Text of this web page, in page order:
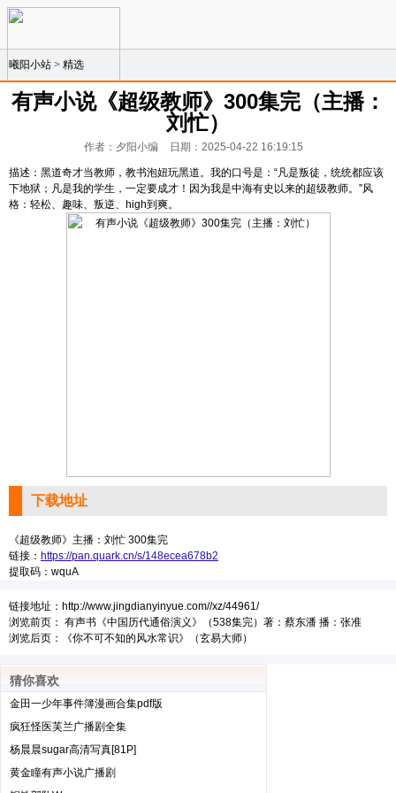
曦阳小站 > 精选
有声小说《超级教师》300集完（主播：
刘忙）
作者：夕阳小编 日期：2025-04-22 16:19:15
描述：黑道奇才当教师，教书泡妞玩黑道。我的口号是：“凡是叛徒，统统都应该
下地狱；凡是我的学生，一定要成才！因为我是中海有史以来的超级教师。”风
格：轻松、趣味、叛逆、high到爽。
下载地址
《超级教师》主播：刘忙 300集完
链接： https://pan.quark.cn/s/148ecea678b2
提取码：wquA
链接地址： http://www.jingdianyinyue.com//xz/44961/
浏览前页： 有声书《中国历代通俗演义》（538集完）著：蔡东潘 播：张准
浏览后页：
《你不可不知的风水常识》（玄易大师）
猜你喜欢
金田一少年事件簿漫画合集pdf版
疯狂怪医芙兰广播剧全集
杨晨晨sugar高清写真[81P]
黄金瞳有声小说广播剧